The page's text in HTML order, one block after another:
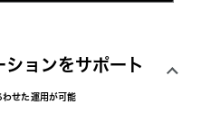
ョンをサポート
せた運用が可能